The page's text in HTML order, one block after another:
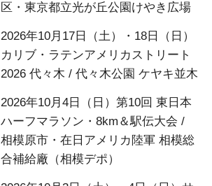
区・東京都立光が丘公園けやき広場
2026年10月17日（土）・18日（日）
カリブ・ラテンアメリカストリート
2026 代々木 / 代々木公園 ケヤキ並木
2026年10月4日（日）第10回 東日本
ハーフマラソン・8km＆駅伝大会 /
相模原市・在日アメリカ陸軍 相模総
合補給廠（相模デポ）